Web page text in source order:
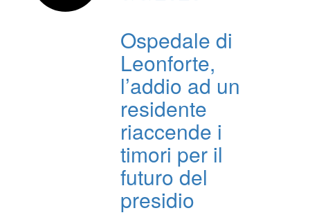
Ospedale di
Leonforte,
l’addio ad un
residente
riaccende i
timori per il
futuro del
presidio